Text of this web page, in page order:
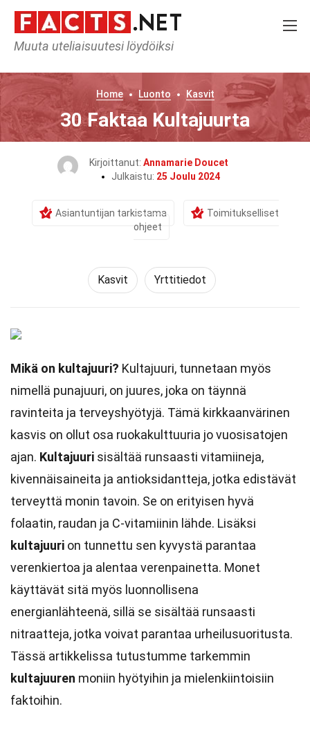
Muuta uteliaisuutesi löydöiksi
Home Luonto Kasvit
30 Faktaa Kultajuurta
Kirjoittanut: Annamarie Doucet
Julkaistu: 25 Joulu 2024
Asiantuntijan tarkistama
Toimitukselliset
ohjeet
Kasvit Yrttitiedot
Mikä on kultajuuri? Kultajuuri, tunnetaan myös
nimellä punajuuri, on juures, joka on täynnä
ravinteita ja terveyshyötyjä. Tämä kirkkaanvärinen
kasvis on ollut osa ruokakulttuuria jo vuosisatojen
ajan. Kultajuuri sisältää runsaasti vitamiineja,
kivennäisaineita ja antioksidantteja, jotka edistävät
terveyttä monin tavoin. Se on erityisen hyvä
folaatin, raudan ja C-vitamiinin lähde. Lisäksi
kultajuuri on tunnettu sen kyvystä parantaa
verenkiertoa ja alentaa verenpainetta. Monet
käyttävät sitä myös luonnollisena
energianlähteenä, sillä se sisältää runsaasti
nitraatteja, jotka voivat parantaa urheilusuoritusta.
Tässä artikkelissa tutustumme tarkemmin
kultajuuren moniin hyötyihin ja mielenkiintoisiin
faktoihin.